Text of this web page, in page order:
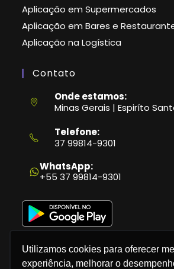
Utilizamos cookies para oferecer
experiência, melhorar o
Aplicação em Supermercados
Aplicação em Bares e
Aplicação na Logística
Contato
Onde estamos:
Minas Gerais | Espiríto
Telefone:
37 99814-9301
em
seu
aplicativo
WhatsApp:
+55 37 99814-9301